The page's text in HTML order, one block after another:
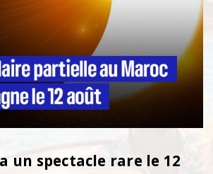
un spectacle rare le 12